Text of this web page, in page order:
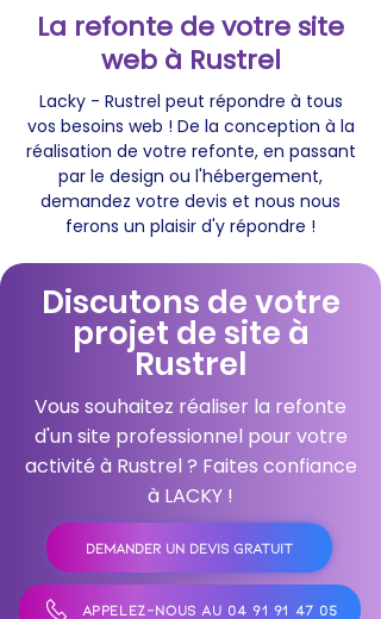
La refonte de votre site
web à Rustrel
Lacky - Rustrel peut répondre à tous
vos besoins web ! De la conception à la
réalisation de votre refonte, en passant
par le design ou l'hébergement,
demandez votre devis et nous nous
ferons un plaisir d'y répondre !
Discutons de votre
projet de site à
Rustrel
Vous souhaitez réaliser la refonte
d'un site professionnel pour votre
activité à Rustrel ? Faites confiance
à LACKY !
DEMANDER UN DEVIS GRATUIT
APPELEZ-NOUS AU 04 91 91 47 05